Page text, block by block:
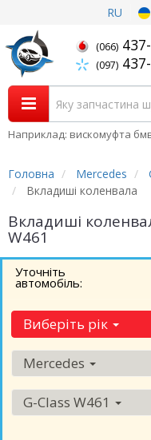
RU
(066)
(097)
Наприклад: вискомуфта бмв
Головна Mercedes
Вкладиші коленвала
Вкладиші
W461
Уточніть
автомобіль:
Виберіть рік
Mercedes
G-Class W461